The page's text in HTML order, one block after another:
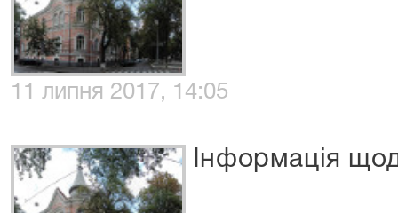
11 липня 2017, 14:05
Інформація